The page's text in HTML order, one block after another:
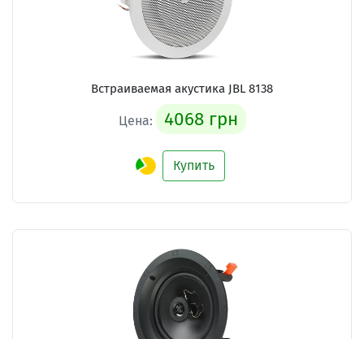
Встраиваемая акустика JBL 8138
Цена: 4068 грн
Купить